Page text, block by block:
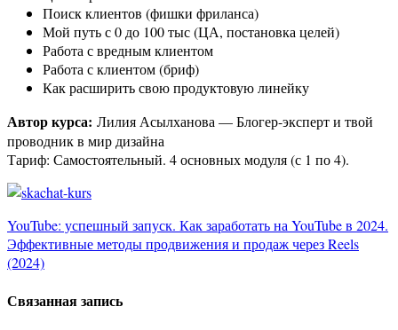
Поиск клиентов (фишки фриланса)
Мой путь с 0 до 100 тыс (ЦА, постановка целей)
Работа с вредным клиентом
Работа с клиентом (бриф)
Как расширить свою продуктовую линейку
Автор курса: Лилия Асылханова — Блогер-эксперт и твой
проводник в мир дизайна
Тариф: Самостоятельный. 4 основных модуля (с 1 по 4).
Навигация
по
записям
YouTube: успешный запуск. Как заработать на YouTube в 2024.
Эффективные методы продвижения и продаж через Reels
(2024)
Связанная запись